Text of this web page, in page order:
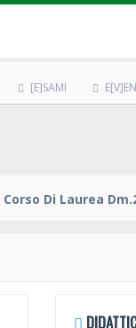
[E]SAMI
Corso Di Laurea